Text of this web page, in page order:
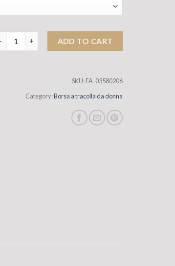
ADD TO CART
SKU:FA-03580206
Category:Borsa a tracolla da donna